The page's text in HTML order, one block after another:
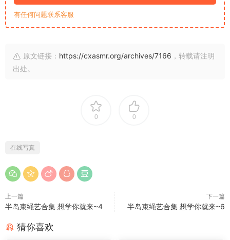
有任何问题联系客服
原文链接： https://cxasmr.org/archives/7166 ，转载请注明
出处。
0 0
在线写真
上一篇
半岛束绳艺合集 想学你就来~4
下一篇
半岛束绳艺合集 想学你就来~6
猜你喜欢